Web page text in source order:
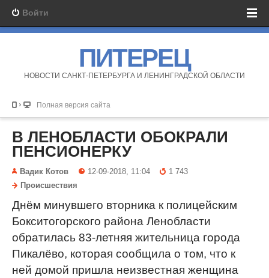
Войти
ПИТЕРЕЦ
НОВОСТИ САНКТ-ПЕТЕРБУРГА И ЛЕНИНГРАДСКОЙ ОБЛАСТИ
Полная версия сайта
В ЛЕНОБЛАСТИ ОБОКРАЛИ
ПЕНСИОНЕРКУ
Вадик Котов 12-09-2018, 11:04
1 743
Происшествия
Днём минувшего вторника к полицейским
Бокситогорского района Ленобласти
обратилась 83-летняя жительница города
Пикалёво, которая сообщила о том, что к
ней домой пришла неизвестная женщина